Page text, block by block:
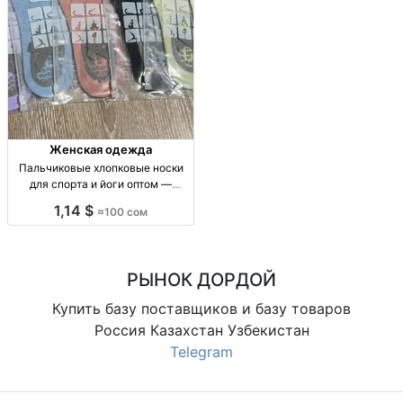
Женская одежда
Пальчиковые хлопковые носки
для спорта и йоги оптом —
пальчики, 100% хлопок, р-р
1,14 $ ≈100 сом
РЫНОК ДОРДОЙ
Купить базу поставщиков и базу товаров
Россия Казахстан Узбекистан
Telegram